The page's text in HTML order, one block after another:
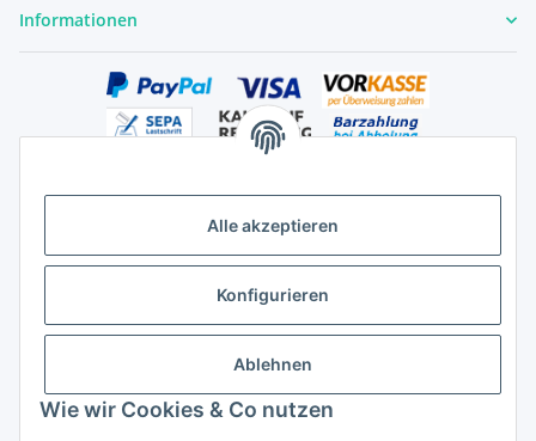
Alle akzeptieren
Konfigurieren
Ablehnen
Wie wir Cookies & Co nutzen
Informationen